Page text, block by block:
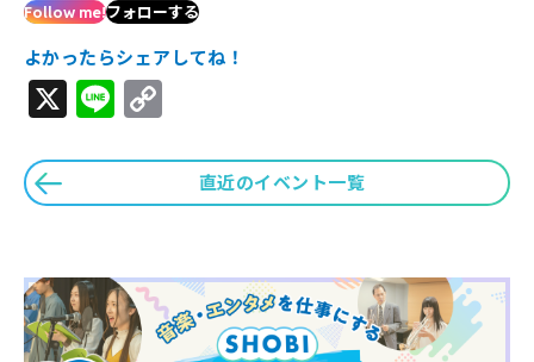
Follow me!フォローする
よかったらシェアしてね！
X Line
直近のイベント一覧